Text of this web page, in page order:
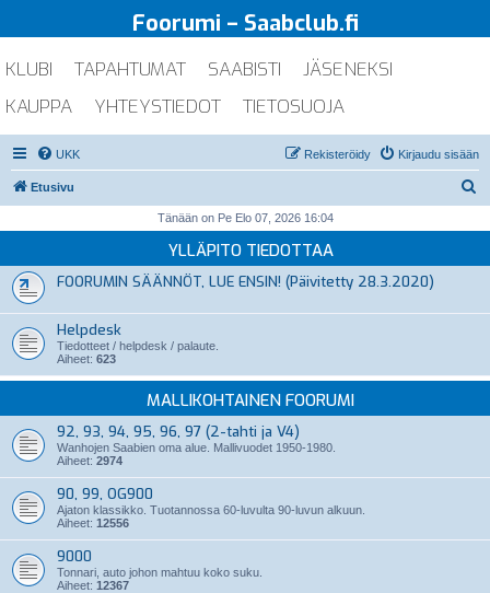
Foorumi – Saabclub.fi
KLUBI TAPAHTUMAT SAABISTI
JÄSENEKSI
KAUPPA
YHTEYSTIEDOT TIETOSUOJA
UKK Kirjaudu sisään
Rekisteröidy
Etusivu
i
Tänään on Pe Elo 07, 2026 16:04
YLLÄPITO TIEDOTTAA
FOORUMIN SÄÄNNÖT, LUE ENSIN! (Päivitetty 28.3.2020)
Helpdesk
Tiedotteet / helpdesk / palaute.
Aiheet: 623
MALLIKOHTAINEN FOORUMI
92, 93, 94, 95, 96, 97 (2-tahti ja V4)
Wanhojen Saabien oma alue. Mallivuodet 1950-1980.
Aiheet: 2974
90, 99, OG900
Ajaton klassikko. Tuotannossa 60-luvulta 90-luvun alkuun.
Aiheet: 12556
9000
Tonnari, auto johon mahtuu koko suku.
Aiheet: 12367